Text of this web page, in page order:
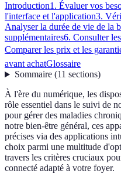
Introduction1. Évaluer vos
l'interface et l'application3.
Analyser la durée de vie de la
supplémentaires6. Consulter
Comparer les prix et les
avant achatGlossaire
Sommaire(11 sections)
À l'ère du numérique, les
rôle essentiel dans le suivi de
pour gérer des maladies
notre bien-être général, ces
précises via des applications
choix parmi une multitude
travers les critères cruciaux
connecté adapté à votre foyer.